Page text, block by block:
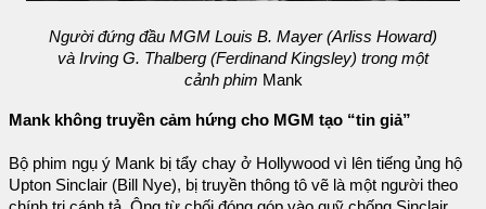
Người đứng đầu MGM Louis B. Mayer (Arliss Howard)
và Irving G. Thalberg (Ferdinand Kingsley) trong một
cảnh phim Mank
Mank không truyền cảm hứng cho MGM tạo “tin giả”
Bộ phim ngụ ý Mank bị tẩy chay ở Hollywood vì lên tiếng ủng hộ
Upton Sinclair (Bill Nye), bị truyền thông tô vẽ là một người theo